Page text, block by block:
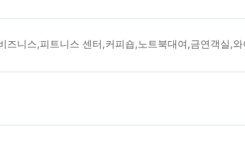
니스,피트니스 센터,커피숍,노트북대여,금연객실,와